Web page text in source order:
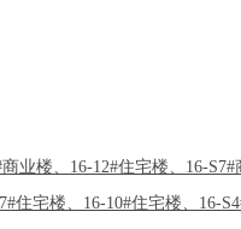
业楼、16-12#住宅楼、16-
住宅楼、16-10#住宅楼、16-